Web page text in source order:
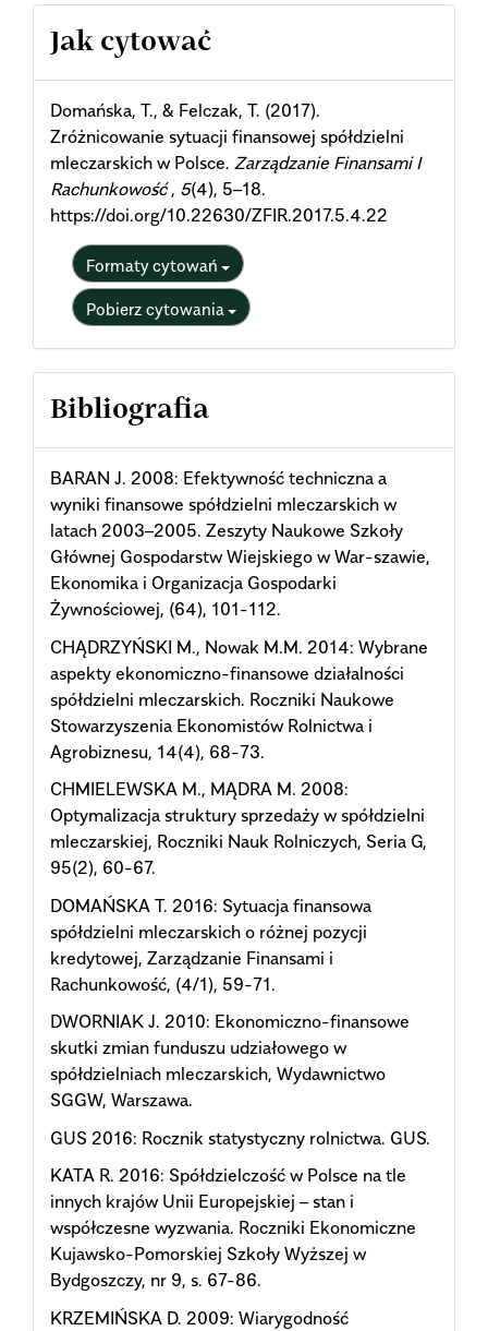
Article
Details
Jak cytować
Domańska, T., & Felczak, T. (2017).
Zróżnicowanie sytuacji finansowej spółdzielni
mleczarskich w Polsce. Zarządzanie Finansami I
Rachunkowość, 5(4), 5–18.
https://doi.org/10.22630/ZFIR.2017.5.4.22
Formaty cytowań
Pobierz cytowania
Bibliografia
BARAN J. 2008: Efektywność techniczna a
wyniki finansowe spółdzielni mleczarskich w
latach 2003–2005. Zeszyty Naukowe Szkoły
Głównej Gospodarstw Wiejskiego w War-szawie,
Ekonomika i Organizacja Gospodarki
Żywnościowej, (64), 101-112.
CHĄDRZYŃSKI M., Nowak M.M. 2014: Wybrane
aspekty ekonomiczno-finansowe działalności
spółdzielni mleczarskich. Roczniki Naukowe
Stowarzyszenia Ekonomistów Rolnictwa i
Agrobiznesu, 14(4), 68-73.
CHMIELEWSKA M., MĄDRA M. 2008:
Optymalizacja struktury sprzedaży w spółdzielni
mleczarskiej, Roczniki Nauk Rolniczych, Seria G,
95(2), 60-67.
DOMAŃSKA T. 2016: Sytuacja finansowa
spółdzielni mleczarskich o różnej pozycji
kredytowej, Zarządzanie Finansami i
Rachunkowość, (4/1), 59-71.
DWORNIAK J. 2010: Ekonomiczno-finansowe
skutki zmian funduszu udziałowego w
spółdzielniach mleczarskich, Wydawnictwo
SGGW, Warszawa.
GUS 2016: Rocznik statystyczny rolnictwa. GUS.
KATA R. 2016: Spółdzielczość w Polsce na tle
innych krajów Unii Europejskiej – stan i
współczesne wyzwania. Roczniki Ekonomiczne
Kujawsko-Pomorskiej Szkoły Wyższej w
Bydgoszczy, nr 9, s. 67-86.
KRZEMIŃSKA D. 2009: Wiarygodność